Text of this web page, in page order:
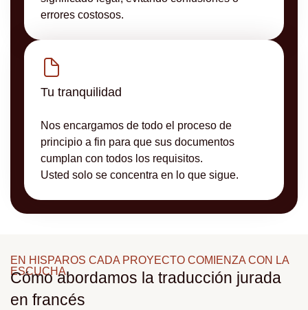
errores costosos.
Tu tranquilidad
Nos encargamos de todo el proceso de
principio a fin para que sus documentos
cumplan con todos los requisitos.
Usted solo se concentra en lo que sigue.
EN HISPAROS CADA PROYECTO COMIENZA CON LA
ESCUCHA.
Cómo abordamos la traducción jurada
en francés